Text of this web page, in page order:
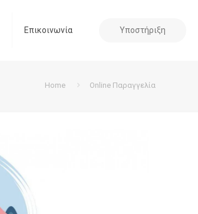
Επικοινωνία Υποστήριξη
Home Online Παραγγελία